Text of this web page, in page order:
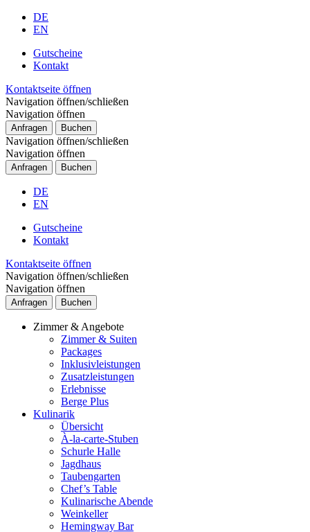
DE
EN
Gutscheine
Kontakt
Kontaktseite öffnen
Navigation öffnen/schließen
Navigation öffnen
Anfragen Buchen
Navigation öffnen/schließen
Navigation öffnen
Anfragen Buchen
DE
EN
Gutscheine
Kontakt
Kontaktseite öffnen
Navigation öffnen/schließen
Navigation öffnen
Anfragen Buchen
Zimmer & Angebote
Zimmer & Suiten
Packages
Inklusivleistungen
Zusatzleistungen
Erlebnisse
Berge Plus
Kulinarik
Übersicht
À-la-carte-Stuben
Schurle Halle
Jagdhaus
Taubengarten
Chef’s Table
Kulinarische Abende
Weinkeller
Hemingway Bar